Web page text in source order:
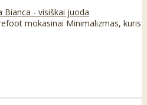
- visiškai juoda
mokasinai Minimalizmas, kuris